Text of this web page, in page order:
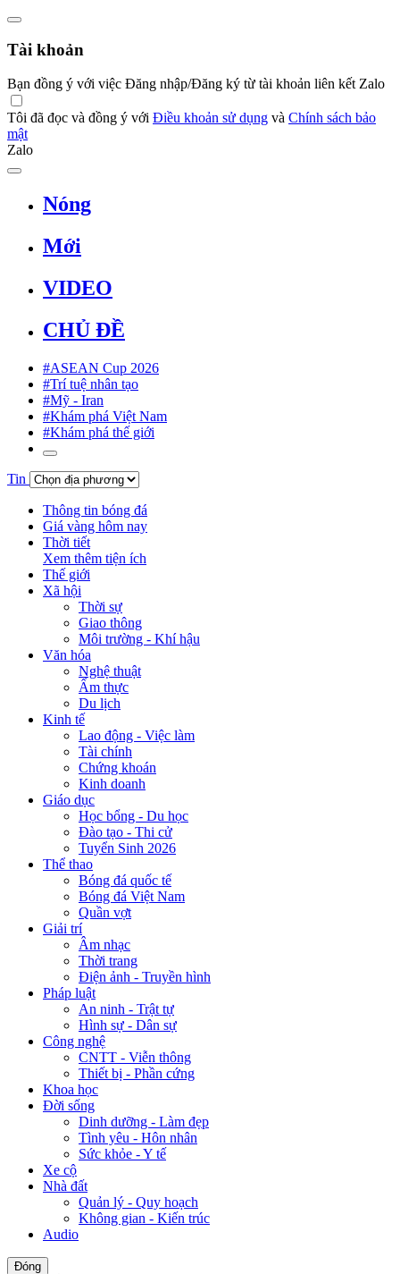
Tài khoản
Bạn đồng ý với việc Đăng nhập/Đăng ký từ tài khoản liên kết Zalo
Tôi đã đọc và đồng ý với Điều khoản sử dụng và Chính sách bảo
mật
Zalo
Nóng
Mới
VIDEO
CHỦ ĐỀ
#ASEAN Cup 2026
#Trí tuệ nhân tạo
#Mỹ - Iran
#Khám phá Việt Nam
#Khám phá thế giới
Tin
Thông tin bóng đá
Giá vàng hôm nay
Thời tiết
Xem thêm tiện ích
Thế giới
Xã hội
Thời sự
Giao thông
Môi trường - Khí hậu
Văn hóa
Nghệ thuật
Ẩm thực
Du lịch
Kinh tế
Lao động - Việc làm
Tài chính
Chứng khoán
Kinh doanh
Giáo dục
Học bổng - Du học
Đào tạo - Thi cử
Tuyển Sinh 2026
Thể thao
Bóng đá quốc tế
Bóng đá Việt Nam
Quần vợt
Giải trí
Âm nhạc
Thời trang
Điện ảnh - Truyền hình
Pháp luật
An ninh - Trật tự
Hình sự - Dân sự
Công nghệ
CNTT - Viễn thông
Thiết bị - Phần cứng
Khoa học
Đời sống
Dinh dưỡng - Làm đẹp
Tình yêu - Hôn nhân
Sức khỏe - Y tế
Xe cộ
Nhà đất
Quản lý - Quy hoạch
Không gian - Kiến trúc
Audio
Đóng